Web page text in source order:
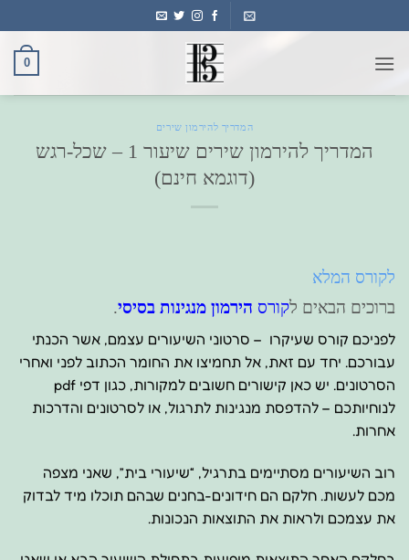
to
content
0
המדריך להירמון שירים
המדריך להירמון שירים שיעור 1 – שכל-רגש
(דוגמא חינם)
לקורס המלא
ברוכים הבאים לקורס הירמון מנגינות בסיסי.
לפניכם קורס שעיקרו – סרטוני השיעורים עצמם, אשר הכנתי
עבורכם. יחד עם זאת, אל תחמיצו את החומר הכתוב לפני ואחרי
הסרטונים. יש כאן קישורים חשובים למקורות, כגון דפי pdf
לנוחיותכם – להדפסת מנגינות לתרגול, או לסרטונים והדרכות
אחרות.
רוב השיעורים מסתיימים בתרגיל, “שיעורי בית”, שאני מצפה
מכם לעשות. חלקם הם חידונים-בחנים שבהם תוכלו מיד לבדוק
את עצמכם ולראות את התוצאות הנכונות.